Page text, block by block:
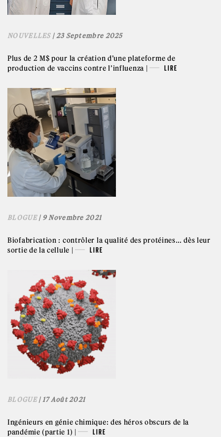
NOUVELLES| 23 Septembre 2025
Plus de 2 M$ pour la création d’une plateforme de
production de vaccins contre l’influenza |
LIRE
BLOGUE| 9 Novembre 2021
Biofabrication : contrôler la qualité des protéines… dès leur
sortie de la cellule |
LIRE
BLOGUE| 17 Août 2021
Ingénieurs en génie chimique: des héros obscurs de la
pandémie (partie 1) |
LIRE